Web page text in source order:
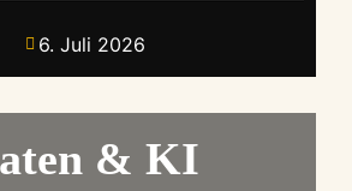
6. Juli 2026
& KI